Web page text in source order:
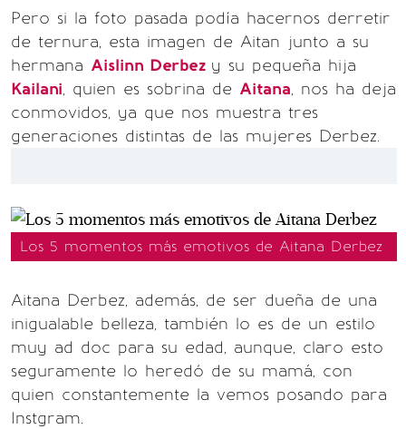
Pero si la foto pasada podía hacernos derretir
de ternura, esta imagen de Aitan junto a su
hermana Aislinn Derbez y su pequeña hija
Kailani, quien es sobrina de Aitana, nos ha deja
conmovidos, ya que nos muestra tres
generaciones distintas de las mujeres Derbez.
Los 5 momentos más emotivos de Aitana Derbez
Aitana Derbez, además, de ser dueña de una
inigualable belleza, también lo es de un estilo
muy ad doc para su edad, aunque, claro esto
seguramente lo heredó de su mamá, con
quien constantemente la vemos posando para
Instgram.